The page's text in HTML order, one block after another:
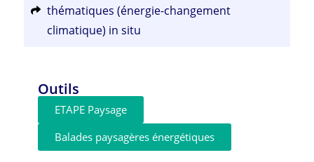
thématiques (énergie-changement
climatique) in situ
Outils
ETAPE Paysage
Balades paysagères énergétiques